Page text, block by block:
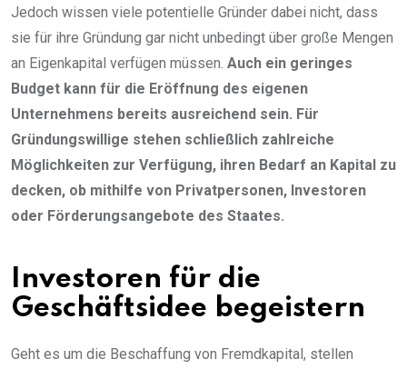
Jedoch wissen viele potentielle Gründer dabei nicht, dass
sie für ihre Gründung gar nicht unbedingt über große Mengen
an Eigenkapital verfügen müssen. Auch ein geringes
Budget kann für die Eröffnung des eigenen
Unternehmens bereits ausreichend sein. Für
Gründungswillige stehen schließlich zahlreiche
Möglichkeiten zur Verfügung, ihren Bedarf an Kapital zu
decken, ob mithilfe von Privatpersonen, Investoren
oder Förderungsangebote des Staates.
Investoren für die
Geschäftsidee begeistern
Geht es um die Beschaffung von Fremdkapital, stellen